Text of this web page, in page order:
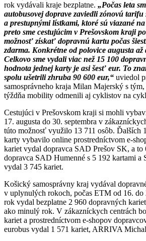
rok vydávali kraje bezplatne. „Počas leta
autobusovej doprave zaviedli zónovú
a prestupnými lístkami, ktoré sú viazané
preto sme cestujúcim v Prešovskom kraji
možnosť získať dopravnú kartu počas
zdarma. Konkrétne od polovice augusta až
Celkovo sme vydali viac než 15 100
hodnota jednej karty je asi šesť eur. To
spolu ušetrili zhruba 90 600 eur,“ uviedol
samosprávneho kraja Milan Majerský s
týždňa mobility odmenili aj cyklistov na
Cestujúci v Prešovskom kraji si mohli
17. augusta do 30. septembra v
túto možnosť využilo 13 711 osôb. Ďalších
karty vybavilo online prostredníctvom e-
kariet vydal dopravca SAD Prešov SK, a to
dopravca SAD Humenné s 5 192 kartami a
vydal 3 745 kariet.
Košický samosprávny kraj vydával
v uplynulých rokoch, počas ETM od 16. do
rok vydal bezplatne 2 960 dopravných
ako minulý rok. V zákazníckych centrách
kariet a prostredníctvom e-shopov
eurobus vydal 1 571 kariet, ARRIVA